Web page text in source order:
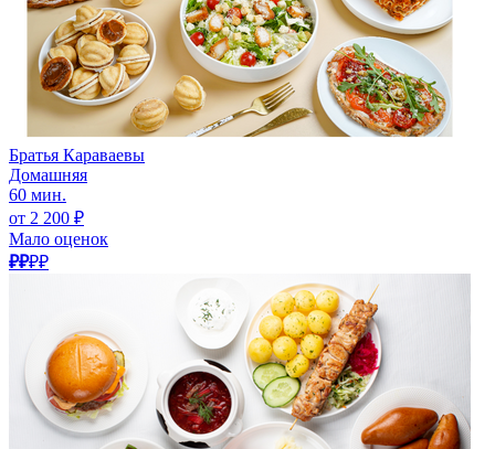
Братья Караваевы
Домашняя
60 мин.
от 2 200 ₽
Мало оценок
₽₽₽₽